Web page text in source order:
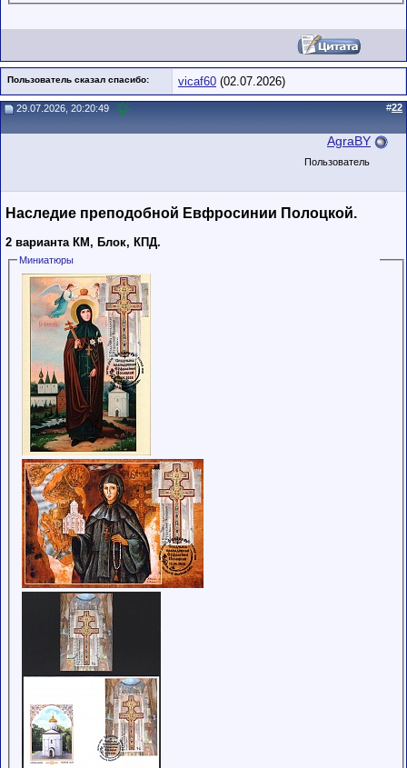
Пользователь сказал cпасибо: vicaf60 (02.07.2026)
29.07.2026, 20:20:49 #22
AgraBY
Пользователь
Наследие преподобной Евфросинии Полоцкой.
2 варианта КМ, Блок, КПД.
Миниатюры